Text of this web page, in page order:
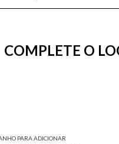
COMPLETE O
PARA ADICIONAR